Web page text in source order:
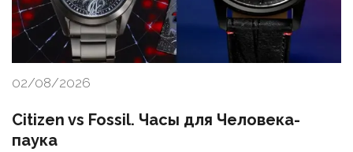
02/08/2026
Citizen vs Fossil. Часы для Человека-
паука